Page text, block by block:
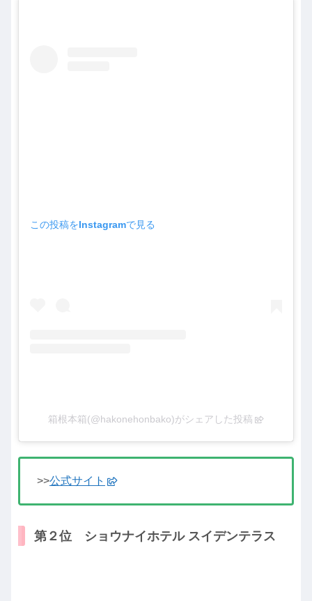
この投稿をInstagramで見る
箱根本箱(@hakonehonbako)がシェアした投稿
>>公式サイト
第２位 ショウナイホテル スイデンテラス